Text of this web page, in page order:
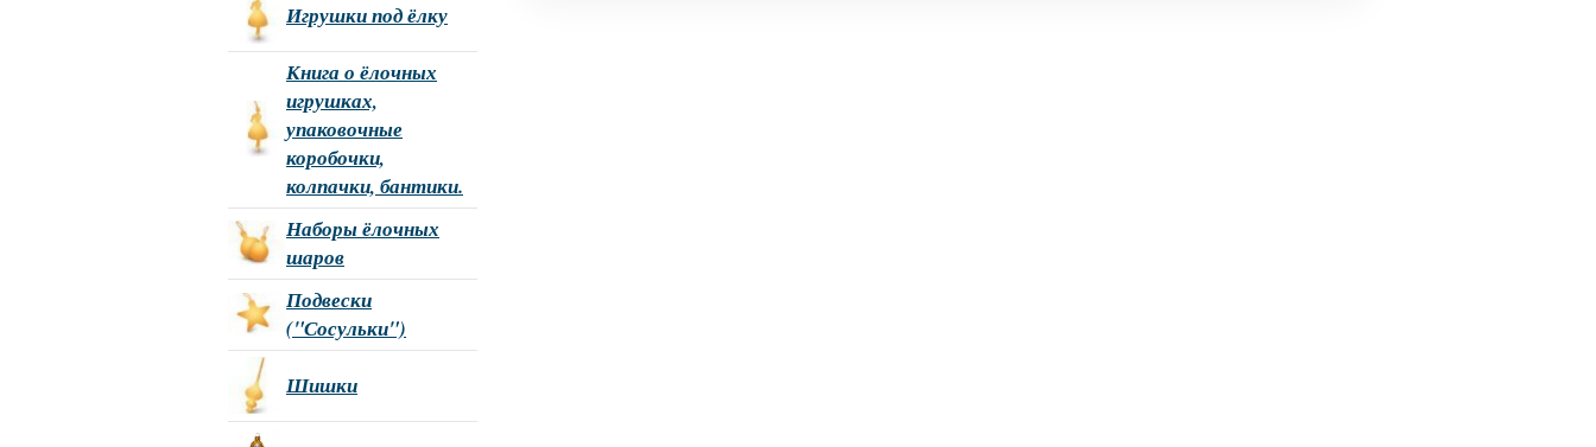
Игрушки под ёлку
Книга о ёлочных
игрушках,
упаковочные
коробочки,
колпачки, бантики.
Наборы ёлочных
шаров
Подвески
("Сосульки")
Шишки